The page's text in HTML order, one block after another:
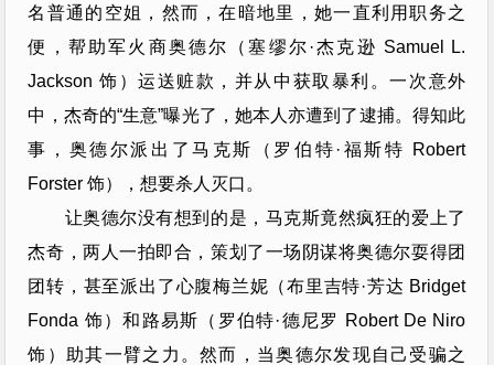
名普通的空姐，然而，在暗地里，她一直利用职务之
便，帮助军火商奥德尔（塞缪尔·杰克逊 Samuel L.
Jackson 饰）运送赃款，并从中获取暴利。一次意外
中，杰奇的“生意”曝光了，她本人亦遭到了逮捕。得知此
事，奥德尔派出了马克斯（罗伯特·福斯特 Robert
Forster 饰），想要杀人灭口。
让奥德尔没有想到的是，马克斯竟然疯狂的爱上了
杰奇，两人一拍即合，策划了一场阴谋将奥德尔耍得团
团转，甚至派出了心腹梅兰妮（布里吉特·芳达 Bridget
Fonda 饰）和路易斯（罗伯特·德尼罗 Robert De Niro
饰）助其一臂之力。然而，当奥德尔发现自己受骗之